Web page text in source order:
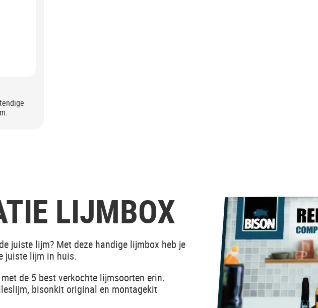
LIJMBOX
juiste lijm? Met deze handige lijmbox heb je
juiste lijm in huis.
de 5 best verkochte lijmsoorten erin.
bisonkit original en montagekit